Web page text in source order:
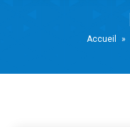
Accueil »